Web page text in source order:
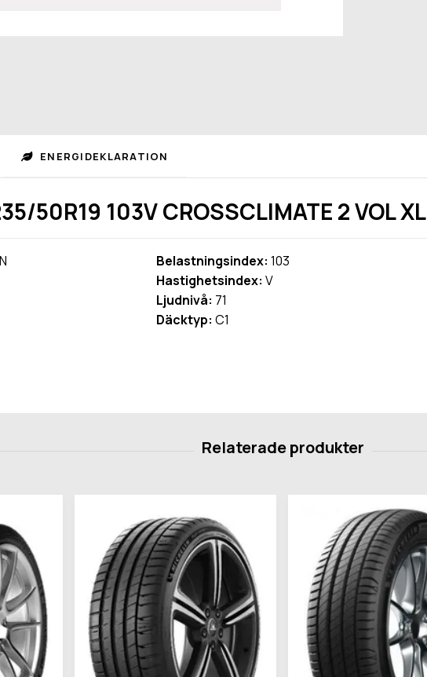
ENERGIDEKLARATION
50R19 103V CROSSCLIMATE 2 VOL XL
Belastningsindex: 103
Hastighetsindex: V
Ljudnivå: 71
Däcktyp: C1